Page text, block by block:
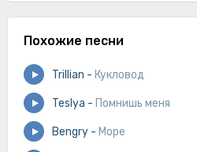
Похожие песни
Trillian - Кукловод
Teslya - Помнишь меня
Bengry - Море